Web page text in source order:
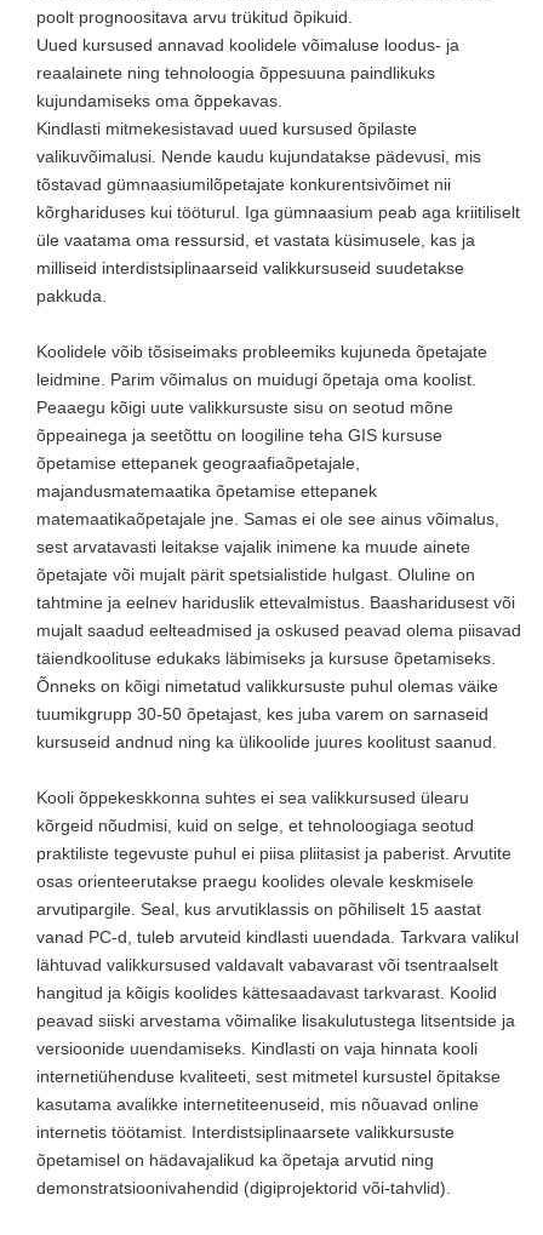
poolt prognoositava arvu trükitud õpikuid.
Uued kursused annavad koolidele võimaluse loodus- ja
reaalainete ning tehnoloogia õppesuuna paindlikuks
kujundamiseks oma õppekavas.
Kindlasti mitmekesistavad uued kursused õpilaste
valikuvõimalusi. Nende kaudu kujundatakse pädevusi, mis
tõstavad gümnaasiumilõpetajate konkurentsivõimet nii
kõrghariduses kui tööturul. Iga gümnaasium peab aga kriitiliselt
üle vaatama oma ressursid, et vastata küsimusele, kas ja
milliseid interdistsiplinaarseid valikkursuseid suudetakse
pakkuda.
Koolidele võib tõsiseimaks probleemiks kujuneda õpetajate
leidmine. Parim võimalus on muidugi õpetaja oma koolist.
Peaaegu kõigi uute valikkursuste sisu on seotud mõne
õppeainega ja seetõttu on loogiline teha GIS kursuse
õpetamise ettepanek geograafiaõpetajale,
majandusmatemaatika õpetamise ettepanek
matemaatikaõpetajale jne. Samas ei ole see ainus võimalus,
sest arvatavasti leitakse vajalik inimene ka muude ainete
õpetajate või mujalt pärit spetsialistide hulgast. Oluline on
tahtmine ja eelnev hariduslik ettevalmistus. Baasharidusest või
mujalt saadud eelteadmised ja oskused peavad olema piisavad
täiendkoolituse edukaks läbimiseks ja kursuse õpetamiseks.
Õnneks on kõigi nimetatud valikkursuste puhul olemas väike
tuumikgrupp 30-50 õpetajast, kes juba varem on sarnaseid
kursuseid andnud ning ka ülikoolide juures koolitust saanud.
Kooli õppekeskkonna suhtes ei sea valikkursused ülearu
kõrgeid nõudmisi, kuid on selge, et tehnoloogiaga seotud
praktiliste tegevuste puhul ei piisa pliitasist ja paberist. Arvutite
osas orienteerutakse praegu koolides olevale keskmisele
arvutipargile. Seal, kus arvutiklassis on põhiliselt 15 aastat
vanad PC-d, tuleb arvuteid kindlasti uuendada. Tarkvara valikul
lähtuvad valikkursused valdavalt vabavarast või tsentraalselt
hangitud ja kõigis koolides kättesaadavast tarkvarast. Koolid
peavad siiski arvestama võimalike lisakulutustega litsentside ja
versioonide uuendamiseks. Kindlasti on vaja hinnata kooli
internetiühenduse kvaliteeti, sest mitmetel kursustel õpitakse
kasutama avalikke internetiteenuseid, mis nõuavad online
internetis töötamist. Interdistsiplinaarsete valikkursuste
õpetamisel on hädavajalikud ka õpetaja arvutid ning
demonstratsioonivahendid (digiprojektorid või-tahvlid).